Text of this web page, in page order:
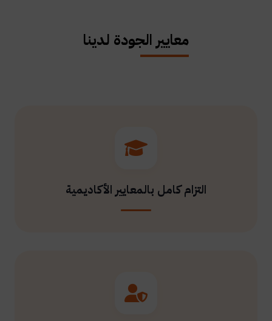
معايير الجودة لدينا
التزام كامل بالمعايير الأكاديمية